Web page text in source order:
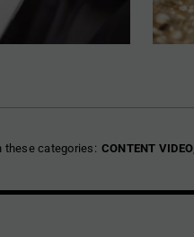
these categories: CONTENT VIDEO